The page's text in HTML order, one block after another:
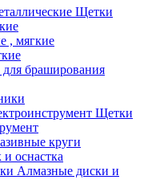
Щетки
, мягкие
браширования
Щетки
круги
оснастка
Алмазные диски и